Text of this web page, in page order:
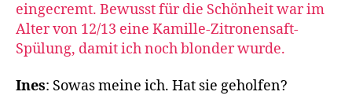
eingecremt. Bewusst für die Schönheit war im
Alter von 12/13 eine Kamille-Zitronensaft-
Spülung, damit ich noch blonder wurde.
Ines: Sowas meine ich. Hat sie geholfen?